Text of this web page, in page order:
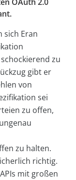
sich Eran
zu
gibt er
von
sei
zu offen,
zu halten.
richtig.
mit großen